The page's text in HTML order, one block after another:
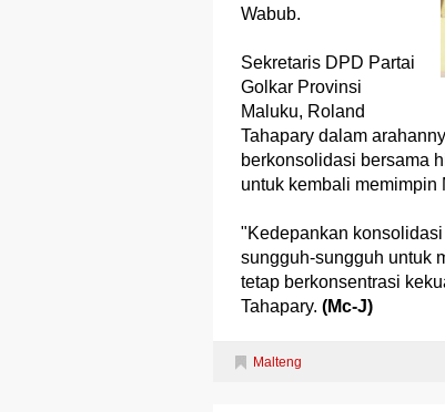
Wabub.
Sekretaris DPD Partai
Golkar Provinsi
Maluku, Roland
Tahapary dalam
berkonsolidasi bersama
untuk kembali memimpin
"Kedepankan
sungguh-sungguh untuk
tetap berkonsentrasi
Tahapary. (Mc-J)
Malteng